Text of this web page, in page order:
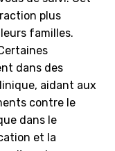
plus
familles.
dans des
aidant aux
contre le
dans le
et la